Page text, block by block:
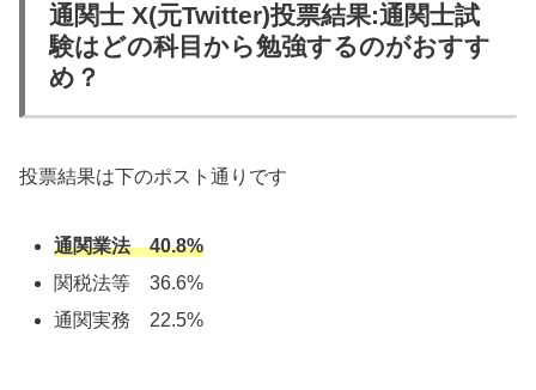
通関士 X(元Twitter)投票結果:通関士試
験はどの科目から勉強するのがおすす
め？
投票結果は下のポスト通りです
通関業法 40.8%
関税法等 36.6%
通関実務 22.5%